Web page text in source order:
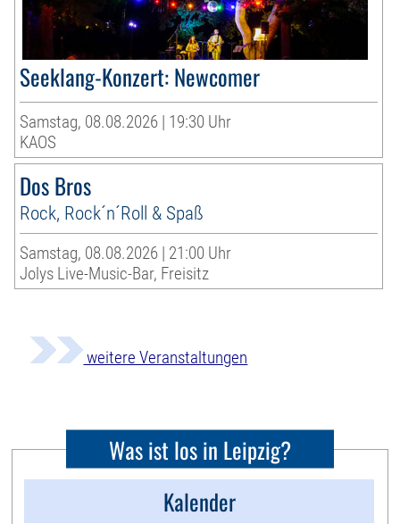
Seeklang-Konzert: Newcomer
Samstag, 08.08.2026 | 19:30 Uhr
KAOS
Dos Bros
Rock, Rock´n´Roll & Spaß
Samstag, 08.08.2026 | 21:00 Uhr
Jolys Live-Music-Bar, Freisitz
weitere Veranstaltungen
Was ist los in Leipzig?
Kalender